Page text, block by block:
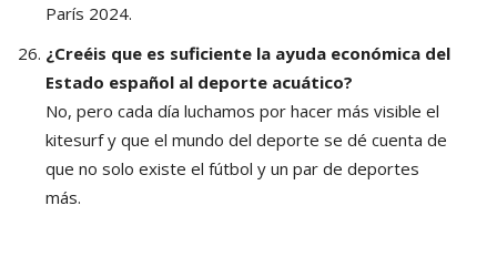
París 2024.
¿Creéis que es suficiente la ayuda económica del
Estado español al deporte acuático?
No, pero cada día luchamos por hacer más visible el
kitesurf y que el mundo del deporte se dé cuenta de
que no solo existe el fútbol y un par de deportes
más.